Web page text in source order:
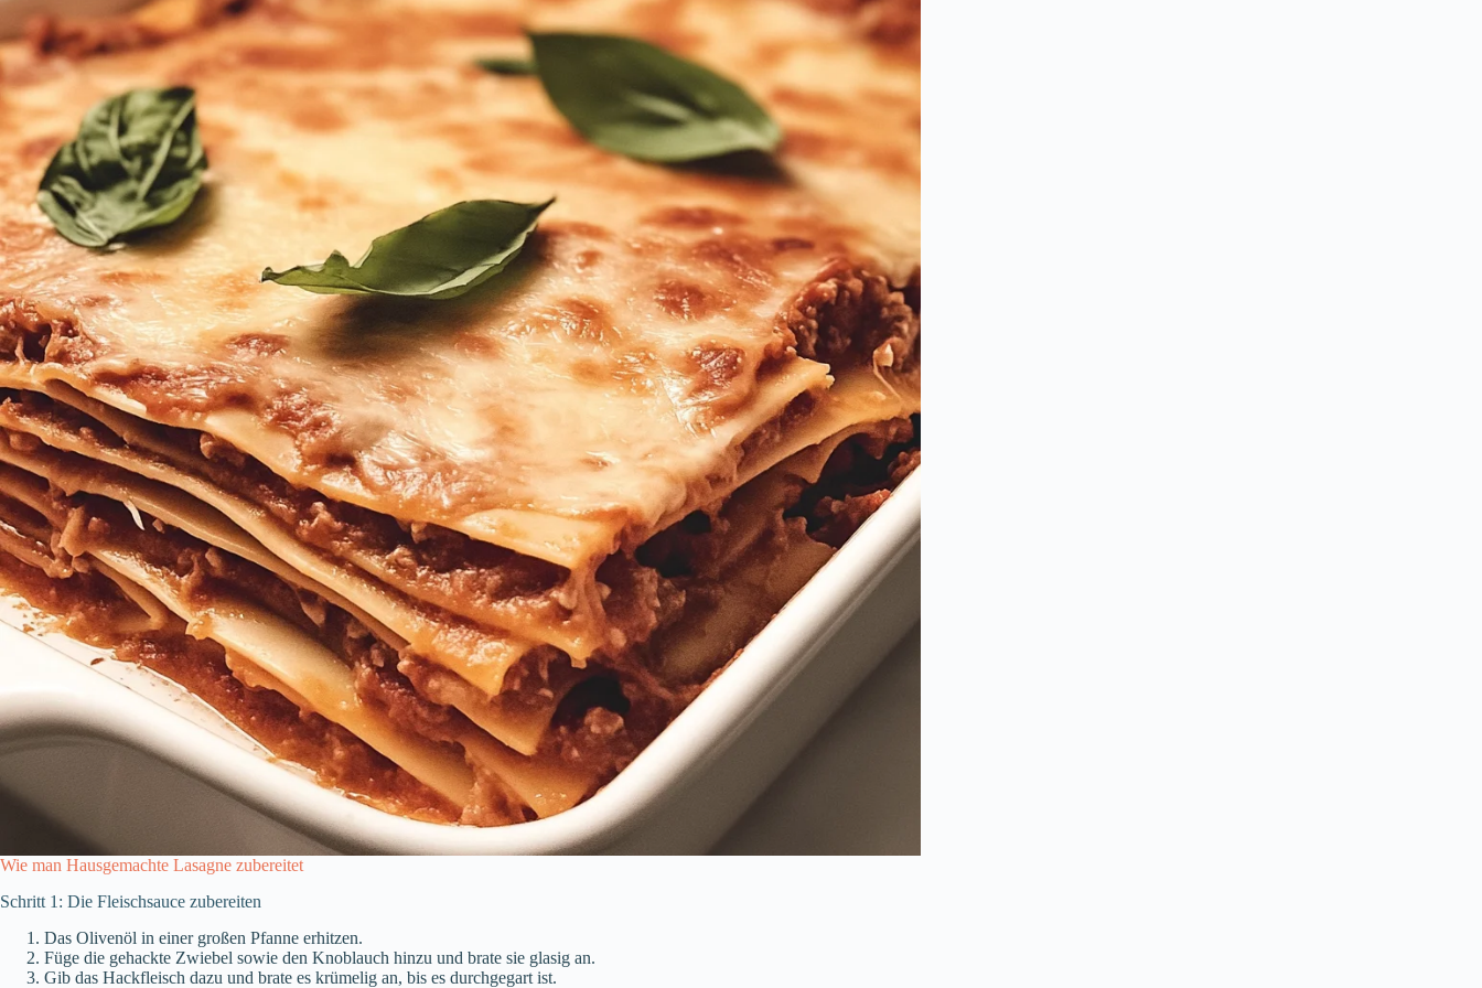
Wie man Hausgemachte Lasagne zubereitet
Schritt 1: Die Fleischsauce zubereiten
Das Olivenöl in einer großen Pfanne erhitzen.
Füge die gehackte Zwiebel sowie den Knoblauch hinzu und brate sie glasig an.
Gib das Hackfleisch dazu und brate es krümelig an, bis es durchgegart ist.